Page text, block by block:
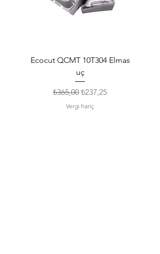
Ecocut QCMT 10T304 Elmas
uç
Normal Fiyat
₺365,00 İndirimli Fiyat
₺237,25
Vergi hariç